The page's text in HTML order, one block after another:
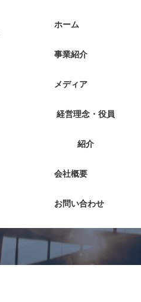
ホーム
事業紹介
メディア
経営理念・役員
紹介
会社概要
お問い合わせ
・国を
造する